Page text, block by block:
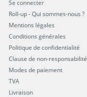
Se connecter
Roll-up - Qui sommes-nous ?
Mentions légales
Conditions générales
Politique de confidentialité
Clause de non-responsabilité
Modes de paiement
TVA
Livraison